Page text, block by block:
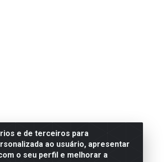
e de terceiros para
ao usuário, apresentar
o seu perfil e melhorar a